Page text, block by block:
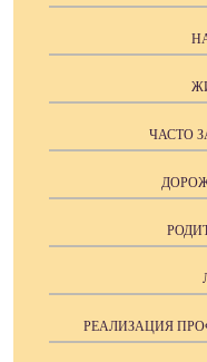
ЧАСТО
РЕАЛИЗАЦИЯ